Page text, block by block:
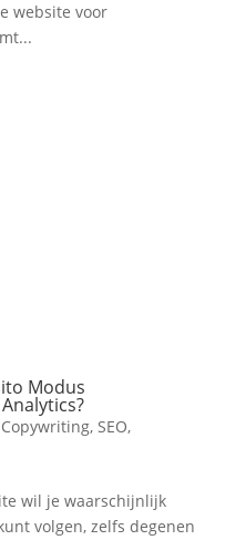
website voor
Modus
Copywriting, SEO,
wil je waarschijnlijk
volgen, zelfs degenen